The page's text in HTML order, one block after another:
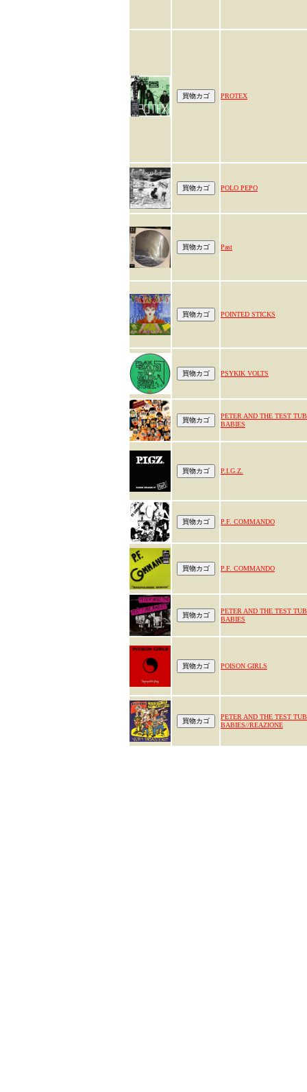
PROTEX
POLO PEPO
Past
POINTED STICKS
PSYKIK VOLTS
PETER AND THE TEST
BABIES
P.I.G.Z.
P.F. COMMANDO
P.F. COMMANDO
PETER AND THE TEST
BABIES
POISON GIRLS
PETER AND THE TEST
BABIES//REAZIONE